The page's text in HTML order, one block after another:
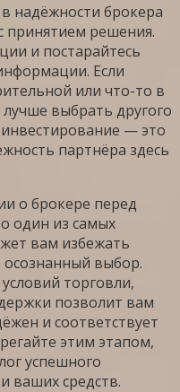
надёжности брокера
принятием решения.
и постарайтесь
Если
или что-то в
выбрать другого
— это
партнёра здесь
о брокере перед
один из самых
вам избежать
выбор.
торговли,
позволит вам
и соответствует
этим этапом,
успешного
ваших средств.